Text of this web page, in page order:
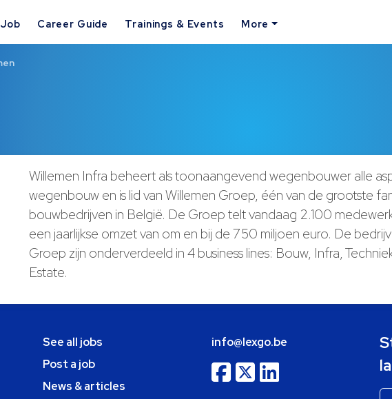
Career Guide Trainings & Events More
Willemen Infra beheert als toonaangevend wegenbouwer alle
wegenbouw en is lid van Willemen Groep, één van de grootste
bouwbedrijven in België. De Groep telt vandaag 2.100
een jaarlijkse omzet van om en bij de 750 miljoen euro. De
Groep zijn onderverdeeld in 4 business lines: Bouw, Infra,
Estate.
See all jobs
Post a job
News & articles
info@lexgo.be